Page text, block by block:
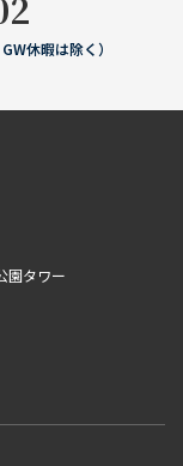
休暇は除く）
園タワー